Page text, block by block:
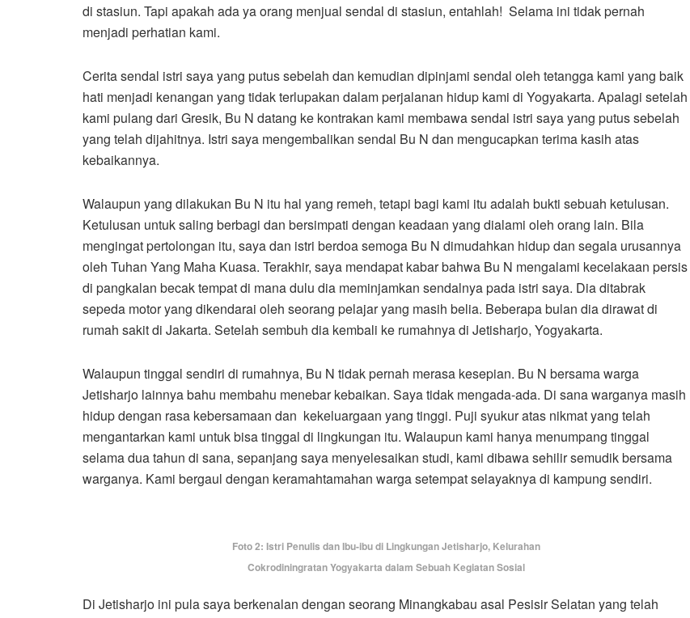
di stasiun. Tapi apakah ada ya orang menjual sendal di stasiun, entahlah! Selama ini tidak pernah
menjadi perhatian kami.
Cerita sendal istri saya yang putus sebelah dan kemudian dipinjami sendal oleh tetangga kami yang baik
hati menjadi kenangan yang tidak terlupakan dalam perjalanan hidup kami di Yogyakarta. Apalagi setelah
kami pulang dari Gresik, Bu N datang ke kontrakan kami membawa sendal istri saya yang putus sebelah
yang telah dijahitnya. Istri saya mengembalikan sendal Bu N dan mengucapkan terima kasih atas
kebaikannya.
Walaupun yang dilakukan Bu N itu hal yang remeh, tetapi bagi kami itu adalah bukti sebuah ketulusan.
Ketulusan untuk saling berbagi dan bersimpati dengan keadaan yang dialami oleh orang lain. Bila
mengingat pertolongan itu, saya dan istri berdoa semoga Bu N dimudahkan hidup dan segala urusannya
oleh Tuhan Yang Maha Kuasa. Terakhir, saya mendapat kabar bahwa Bu N mengalami kecelakaan persis
di pangkalan becak tempat di mana dulu dia meminjamkan sendalnya pada istri saya. Dia ditabrak
sepeda motor yang dikendarai oleh seorang pelajar yang masih belia. Beberapa bulan dia dirawat di
rumah sakit di Jakarta. Setelah sembuh dia kembali ke rumahnya di Jetisharjo, Yogyakarta.
Walaupun tinggal sendiri di rumahnya, Bu N tidak pernah merasa kesepian. Bu N bersama warga
Jetisharjo lainnya bahu membahu menebar kebaikan. Saya tidak mengada-ada. Di sana warganya masih
hidup dengan rasa kebersamaan dan kekeluargaan yang tinggi. Puji syukur atas nikmat yang telah
mengantarkan kami untuk bisa tinggal di lingkungan itu. Walaupun kami hanya menumpang tinggal
selama dua tahun di sana, sepanjang saya menyelesaikan studi, kami dibawa sehilir semudik bersama
warganya. Kami bergaul dengan keramahtamahan warga setempat selayaknya di kampung sendiri.
Foto 2: Istri Penulis dan Ibu-ibu di Lingkungan Jetisharjo, Kelurahan
Cokrodiningratan Yogyakarta dalam Sebuah Kegiatan Sosial
Di Jetisharjo ini pula saya berkenalan dengan seorang Minangkabau asal Pesisir Selatan yang telah